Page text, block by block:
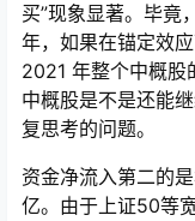
买”现象显著。毕竟
年，如果在锚定效
2021 年整个中概股
中概股是不是还能
复思考的问题。
资金净流入第二的
亿。由于上证50等